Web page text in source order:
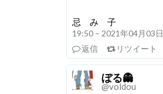
忌 み 子
19:50 – 2021年04月03日
返信
リツイート
ぼる👻
@voldou